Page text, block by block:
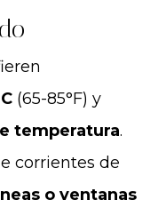
(65-85°F) y
temperatura.
corrientes de
o ventanas